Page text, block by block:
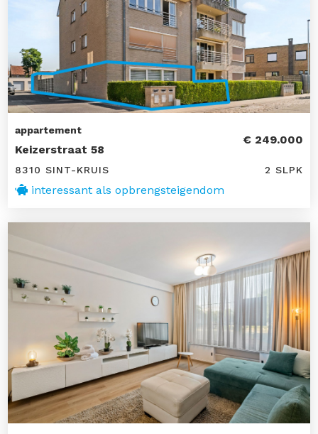
appartement
Keizerstraat 58
€ 249.000
8310 SINT-KRUIS 2 SLPK
interessant als opbrengsteigendom